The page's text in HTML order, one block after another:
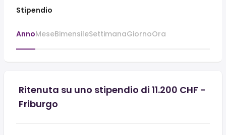
Stipendio
AnnoMeseBimensileSettimanaGiornoOra
Ritenuta su uno stipendio di 11.200 CHF -
Friburgo